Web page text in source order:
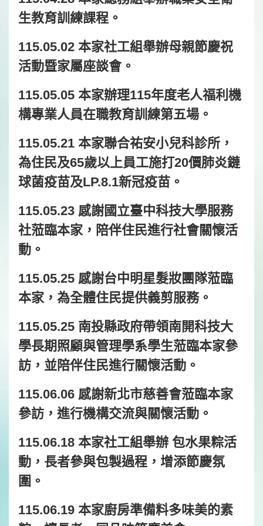
生教育訓練課程。
115.05.02 本家社工組舉辦母親節慶祝
活動暨家屬座談會。
115.05.05 本家辦理115年度老人福利機
構專業人員在職教育訓練第五場。
115.05.21 本家聯合祐安小兒科診所，
為住民及65歲以上員工施打20價肺炎鏈
球菌疫苗及LP.8.1新冠疫苗。
115.05.23 感謝國立臺中科技大學服務
社蒞臨本家，陪伴住民進行社會關懷活
動。
115.05.25 感謝台中明星髮妝團隊蒞臨
本家，為全體住民提供義剪服務。
115.05.25 南投縣政府帶領南開科技大
學長期照顧與管理學系學生蒞臨本家參
訪，並陪伴住民進行關懷活動。
115.06.06 感謝新北市慈善會蒞臨本家
參訪，進行機構交流與關懷活動。
115.06.18 本家社工組舉辦 包水果粽活
動，長者參與包製過程，增添節慶氛
圍。
115.06.19 本家廚房準備料多味美的素